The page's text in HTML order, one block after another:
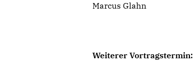
Marcus Glahn
Weiterer Vortragstermin: